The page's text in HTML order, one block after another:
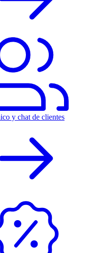
y chat de clientes